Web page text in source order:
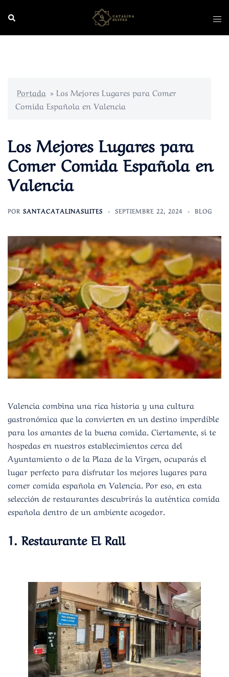
contenido
Buscar
Portada » Los Mejores Lugares para Comer
Comida Española en Valencia
Los Mejores Lugares para
Comer Comida Española en
Valencia
POR SANTACATALINASUITES SEPTIEMBRE 22, 2024 BLOG
Valencia combina una rica historia y una cultura
gastronómica que la convierten en un destino imperdible
para los amantes de la buena comida. Ciertamente, si te
hospedas en nuestros establecimientos cerca del
Ayuntamiento o de la Plaza de la Virgen, ocuparás el
lugar perfecto para disfrutar los mejores lugares para
comer comida española en Valencia. Por eso, en esta
selección de restaurantes descubrirás la auténtica comida
española dentro de un ambiente acogedor.
1. Restaurante El Rall